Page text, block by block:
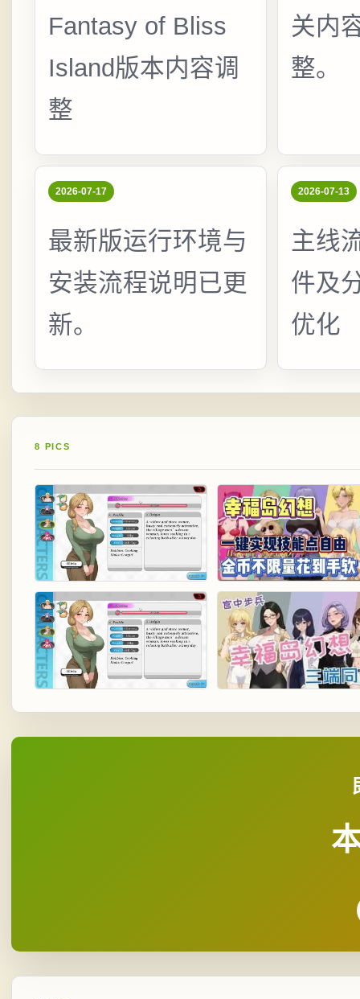
Fantasy of Bliss
Island版本内容调
整
关内
整。
2026-07-17
最新版运行环境与
安装流程说明已更
新。
2026-07-13
主线
件及
优化
8 PICS